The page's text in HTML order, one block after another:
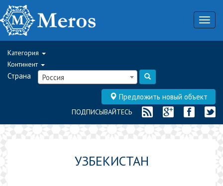
Категория
Континент
Страна Россия
Предложить новый объект
ПОДПИСЫВАЙТЕСЬ
УЗБЕКИСТАН